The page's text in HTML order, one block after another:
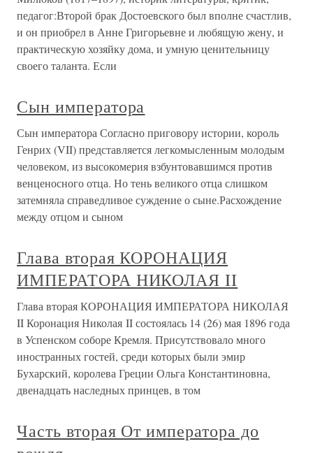
педагог:Второй брак Достоевского был вполне счастлив,
и он приобрел в Анне Григорьевне и любящую жену, и
практическую хозяйку дома, и умную ценительницу
своего таланта. Если
Сын императора
Сын императора Согласно приговору истории, король
Генрих (VII) представляется легкомысленным молодым
человеком, из высокомерия взбунтовавшимся против
венценосного отца. Но тень великого отца слишком
затемняла справедливое суждение о сыне.Расхождение
между отцом и сыном
Глава вторая КОРОНАЦИЯ
ИМПЕРАТОРА НИКОЛАЯ II
Глава вторая КОРОНАЦИЯ ИМПЕРАТОРА НИКОЛАЯ
II Коронация Николая II состоялась 14 (26) мая 1896 года
в Успенском соборе Кремля. Присутствовало много
иностранных гостей, среди которых были эмир
Бухарский, королева Греции Ольга Константиновна,
двенадцать наследных принцев, в том
Часть вторая От императора до